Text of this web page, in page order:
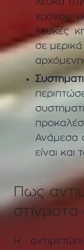
χρόνου
λευκές
σε
Ανάμεσα
είναι και
Πως
στίγματα
Η